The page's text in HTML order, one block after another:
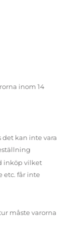
inom 14
det kan inte vara
inköp vilket
etc. får inte
måste varorna